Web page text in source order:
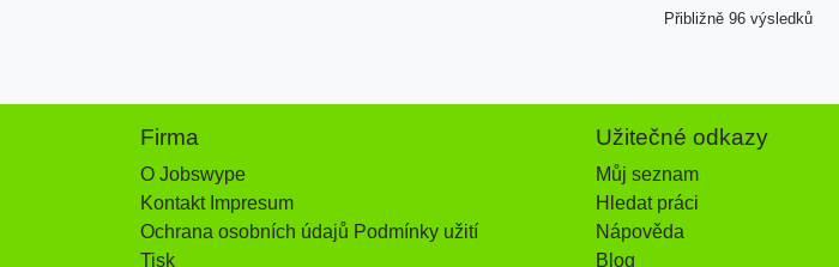
Přibližně 96 výsledků
Firma
O Jobswype
Kontakt Impresum
Ochrana osobních údajů Podmínky užití
Tisk
Užitečné odkazy
Můj seznam
Hledat práci
Nápověda
Blog